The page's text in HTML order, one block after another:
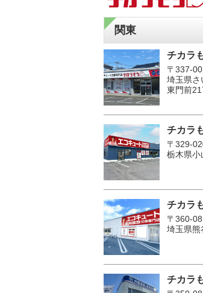
関東
チカラ
〒337-
埼玉県さ
東門前
チカラ
〒329-
栃木県小
チカラ
〒360-
埼玉県熊
チカラ